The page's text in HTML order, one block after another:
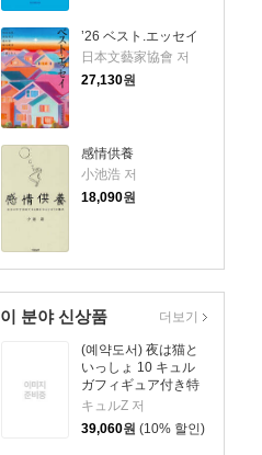
’26 ベスト.エッセイ
日本文藝家協會 저
27,130원
感情供養
小池浩 저
18,090원
이 분야 신상품
(예약도서) 夜は猫と
いっしょ 10 キュル
ガフィギュア付き特
裝版
キュルZ 저
39,060원 (10% 할인)
더보기